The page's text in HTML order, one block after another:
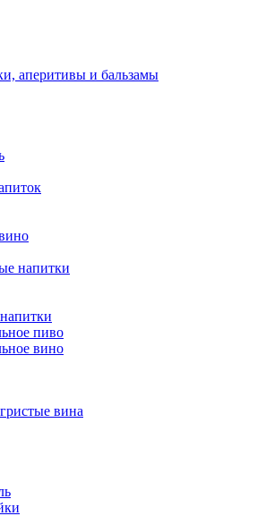
аперитивы и бальзамы
напитки
пиво
вино
вина